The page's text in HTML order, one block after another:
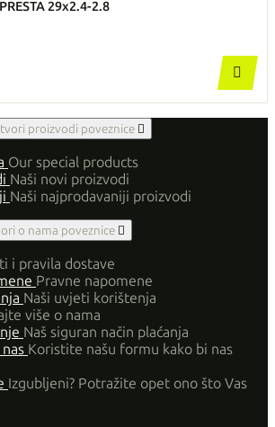
29x2.4-2.8

proizvodi poveznice 
Our special products
Naši novi proizvodi
Naši najprodavaniji proizvodi
o nama poveznice 
i pravila dostave
Pravne napomene
Naši uvjeti korištenja
više o nama
Naš siguran način plaćanja
Koristite našu formu kako bi nas
Izgubljeni? Potražite opet ono što Vas